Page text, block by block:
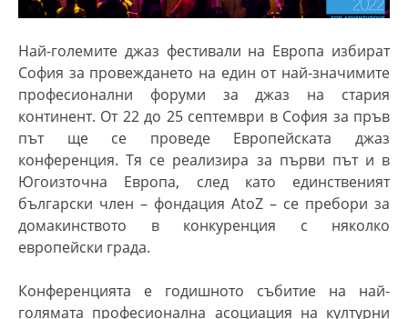
Най-големите джаз фестивали на Европа избират
София за провеждането на един от най-значимите
професионални форуми за джаз на стария
континент. От 22 до 25 септември в София за пръв
път ще се проведе Европейската джаз
конференция. Тя се реализира за първи път и в
Югоизточна Европа, след като единственият
български член – фондация AtoZ – се пребори за
домакинството в конкуренция с няколко
европейски града.
Конференцията е годишното събитие на най-
голямата професионална асоциация на културни